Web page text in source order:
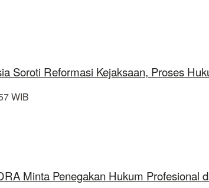
Soroti Reformasi Kejaksaan, Proses
WIB
Minta Penegakan Hukum Profesional